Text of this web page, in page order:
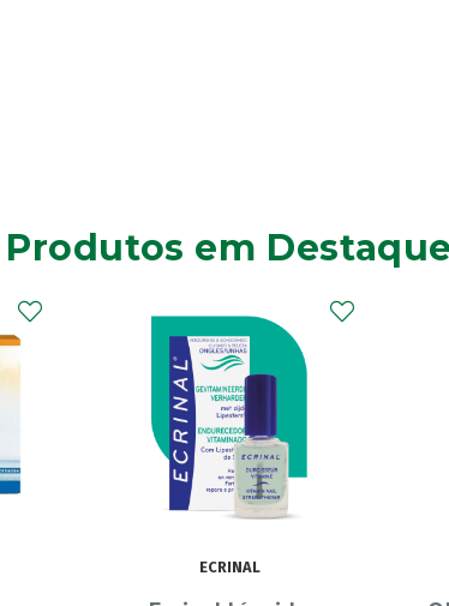
Produtos em Destaque
OLEOBAN